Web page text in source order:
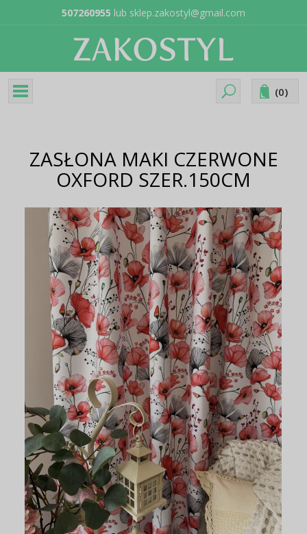
507260955 lub sklep.zakostyl@gmail.com
(0)
ZASŁONA MAKI CZERWONE
OXFORD SZER.150CM